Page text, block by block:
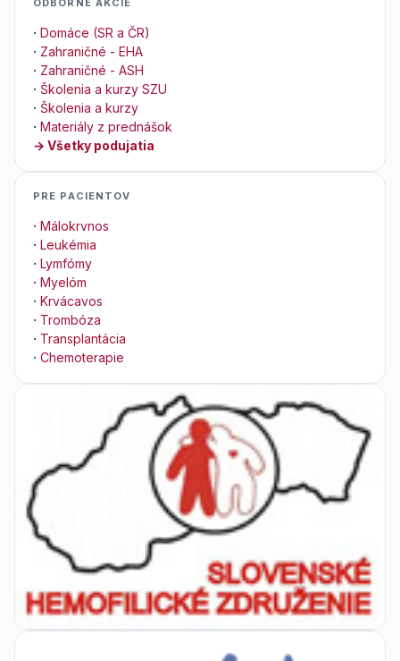
· Domáce (SR a ČR)
· Zahraničné - EHA
· Zahraničné - ASH
· Školenia a kurzy SZU
· Školenia a kurzy
· Materiály z prednášok
→ Všetky podujatia
PRE PACIENTOV
· Málokrvnos
· Leukémia
· Lymfómy
· Myelóm
· Krvácavos
· Trombóza
· Transplantácia
· Chemoterapie